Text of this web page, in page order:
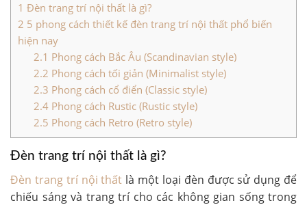
1 Đèn trang trí nội thất là gì?
2 5 phong cách thiết kế đèn trang trí nội thất phổ biến
hiện nay
2.1 Phong cách Bắc Âu (Scandinavian style)
2.2 Phong cách tối giản (Minimalist style)
2.3 Phong cách cổ điển (Classic style)
2.4Phong cách Rustic (Rustic style)
2.5 Phong cách Retro (Retro style)
Đèn trang trí nội thất là gì?
Đèn trang trí nội thất là một loại đèn được sử dụng để
chiếu sáng và trang trí cho các không gian sống trong